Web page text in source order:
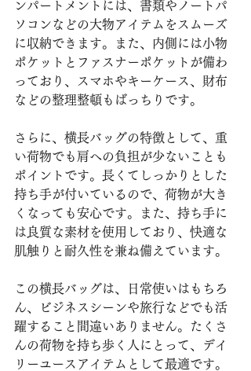
ンパートメントには、書類やノートパ
ソコンなどの大物アイテムをスムーズ
に収納できます。また、内側には小物
ポケットとファスナーポケットが備わ
っており、スマホやキーケース、財布
などの整理整頓もばっちりです。
さらに、横長バッグの特徴として、重
い荷物でも肩への負担が少ないことも
ポイントです。長くてしっかりとした
持ち手が付いているので、荷物が大き
くなっても安心です。また、持ち手に
は良質な素材を使用しており、快適な
肌触りと耐久性を兼ね備えています。
この横長バッグは、日常使いはもちろ
ん、ビジネスシーンや旅行などでも活
躍すること間違いありません。たくさ
んの荷物を持ち歩く人にとって、デイ
リーユースアイテムとして最適です。